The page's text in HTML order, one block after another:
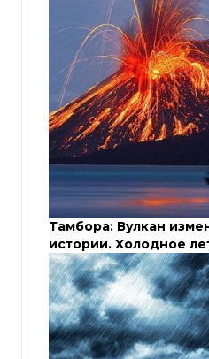
Тамбора: Вулкан
истории. Холодное